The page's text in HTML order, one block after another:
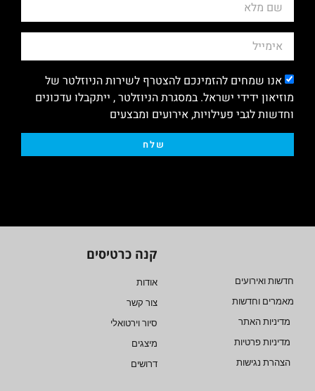
אנו שמחים להזמינכם להצטרף לשירות הניוזלטר של
מוזיאון ידידי ישראל. במסגרת הניוזלטר , ייתקבלו עדכונים
וחדשות לגבי פעילויות, אירועים ומבצעים
שלח
חדשות ואירועים
מאמרים וחדשות
מדיניות האתר
מדיניות פרטיות
הצהרת נגישות
קנה כרטיסים
אודות
צור קשר
סיור וירטואלי
מיצגים
דרושים